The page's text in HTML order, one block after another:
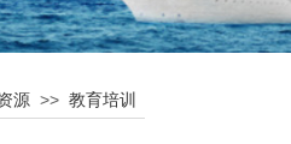
源 >> 教育培训